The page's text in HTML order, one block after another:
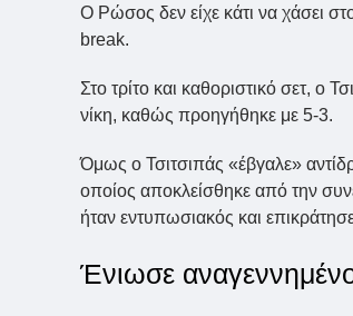
Ο Ρώσος δεν είχε κάτι να χάσει
break.
Στο τρίτο και καθοριστικό σετ, ο
νίκη, καθώς προηγήθηκε με 5-3.
Όμως ο Τσιτσιπάς «έβγαλε»
οποίος αποκλείσθηκε από την
ήταν εντυπωσιακός και
Ένιωσε